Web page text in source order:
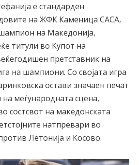
е стандарден
на ЖФК Каменица САСА,
на Македонија,
титули во Купот на
претставник на
на шампиони. Со својата игра
остави значаен печат
меѓународната сцена,
состсвот на македонската
натпревари во
Летонија и Косово.